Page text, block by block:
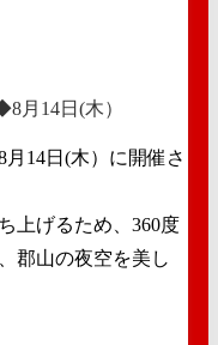
14日(木）に開催さ
上げるため、360度
郡山の夜空を美し